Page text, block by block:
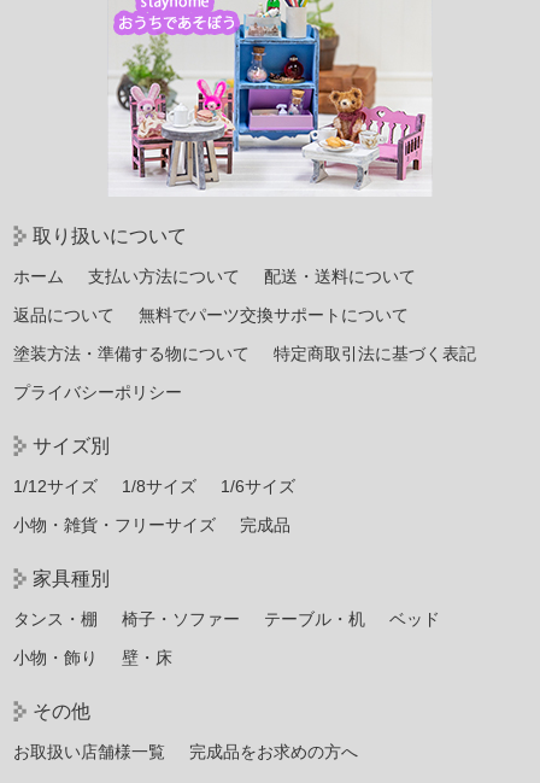
取り扱いについて
ホーム 支払い方法について
配送・送料について
返品について
無料でパーツ交換サポートについて
塗装方法・準備する物について
特定商取引法に基づく表記
プライバシーポリシー
サイズ別
1/12サイズ 1/8サイズ
1/6サイズ
小物・雑貨・フリーサイズ
完成品
家具種別
タンス・棚 椅子・ソファー テーブル・机
ベッド
小物・飾り
壁・床
その他
お取扱い店舗様一覧 完成品をお求めの方へ